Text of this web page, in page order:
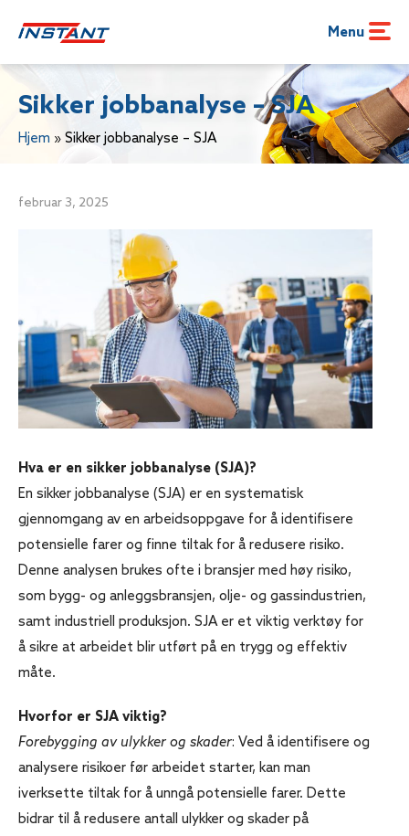
Menu
Sikker jobbanalyse – SJA
Hjem » Sikker jobbanalyse – SJA
februar 3, 2025
Hva er en sikker jobbanalyse (SJA)?
En sikker jobbanalyse (SJA) er en systematisk
gjennomgang av en arbeidsoppgave for å identifisere
potensielle farer og finne tiltak for å redusere risiko.
Denne analysen brukes ofte i bransjer med høy risiko,
som bygg- og anleggsbransjen, olje- og gassindustrien,
samt industriell produksjon. SJA er et viktig verktøy for
å sikre at arbeidet blir utført på en trygg og effektiv
måte.
Hvorfor er SJA viktig?
Forebygging av ulykker og skader: Ved å identifisere og
analysere risikoer før arbeidet starter, kan man
iverksette tiltak for å unngå potensielle farer. Dette
bidrar til å redusere antall ulykker og skader på